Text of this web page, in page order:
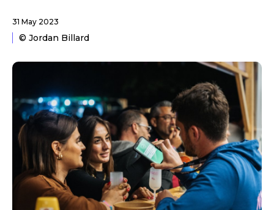
31 May 2023
© Jordan Billard